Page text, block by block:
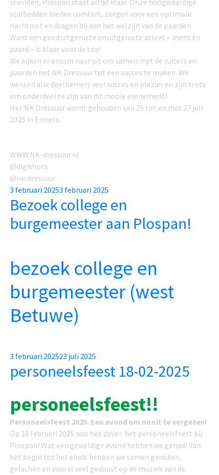
vrienden, Plospan staat altijd klaar. Onze hoogwaardige
stalbedden bieden comfort, zorgen voor een optimale
nachtrust en dragen bij aan het welzijn van de paarden.
Want een goed uitgeruste en uitgeruste atleet – mens én
paard – is klaar voor de top!
We kijken er enorm naar uit om samen met de ruiters en
paarden het NK Dressuur tot een succes te maken. We
wensen alle deelnemers veel succes en plezier en zijn trots
om onderdeel te zijn van dit mooie evenement!
Het NK Dressuur wordt gehouden van 25 tot en met 27 juli
2025 in Ermelo.
WWW.NK-dressuur.nl
@digishots
@nk-dressuur
Posted
on
3 februari 20253 februari 2025
Bezoek college en
burgemeester aan Plospan!
bezoek college en
burgemeester (west
Betuwe)
Posted
on
3 februari 202523 juli 2025
personeelsfeest 18-02-2025
personeelsfeest!!
Personeelsfeest 2025: Een avond om nooit te vergeten!
Op 18 februari 2025 was het zover: het personeelsfeest bij
Plospan! Wat een geweldige avond hebben we gehad! Van
het begin tot het einde hebben we samen genoten,
gelachen en vooral veel gedanst op de muziek van de